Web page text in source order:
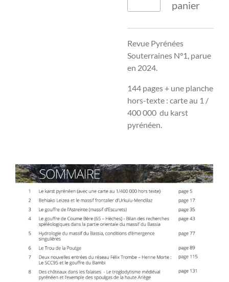
panier
Revue Pyrénées
Souterraines N°1, parue
en 2024.
144 pages + une planche
hors-texte : carte au 1 /
400 000 du karst
pyrénéen.